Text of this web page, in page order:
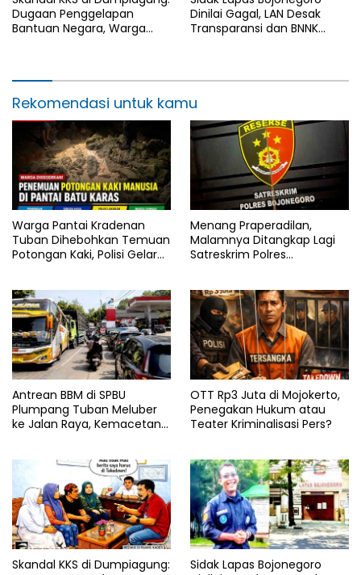
Dugaan Penggelapan
Bantuan Negara, Warga
Dinilai Gagal, LAN Desak
Transparansi dan BNNK
Rekomendasi untuk kamu
Warga Pantai Kradenan
Tuban Dihebohkan Temuan
Potongan Kaki, Polisi Gelar
Menang Praperadilan,
Malamnya Ditangkap Lagi
Satreskrim Polres
Antrean BBM di SPBU
Plumpang Tuban Meluber
ke Jalan Raya, Kemacetan
OTT Rp3 Juta di Mojokerto,
Penegakan Hukum atau
Teater Kriminalisasi Pers?
Skandal KKS di Dumpiagung:
Sidak Lapas Bojonegoro